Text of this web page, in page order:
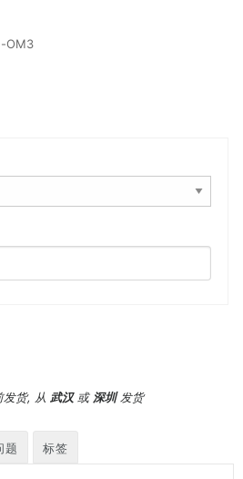
OM3
发货, 从武汉或 深圳发货
题 标签